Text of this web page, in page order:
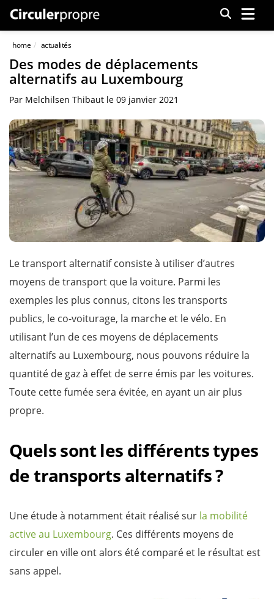
Menu
home actualités
Des modes de déplacements
alternatifs au Luxembourg
Par Melchilsen Thibaut le 09 janvier 2021
Le transport alternatif consiste à utiliser d’autres
moyens de transport que la voiture. Parmi les
exemples les plus connus, citons les transports
publics, le co-voiturage, la marche et le vélo. En
utilisant l’un de ces moyens de déplacements
alternatifs au Luxembourg, nous pouvons réduire la
quantité de gaz à effet de serre émis par les voitures.
Toute cette fumée sera évitée, en ayant un air plus
propre.
Quels sont les différents types
de transports alternatifs ?
Une étude à notamment était réalisé sur la mobilité
active au Luxembourg. Ces différents moyens de
circuler en ville ont alors été comparé et le résultat est
sans appel.